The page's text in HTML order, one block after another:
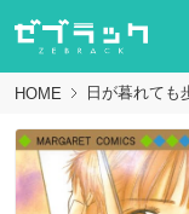
HOME 日が暮れても